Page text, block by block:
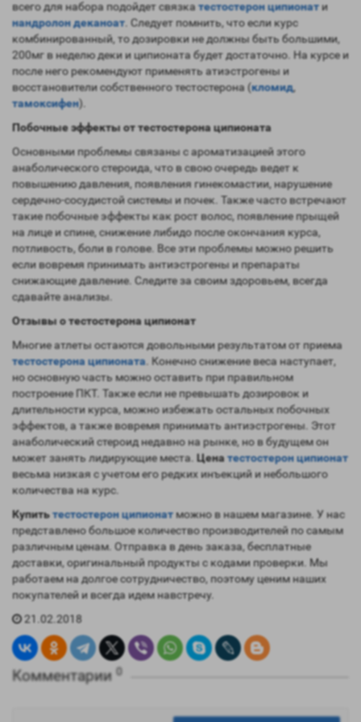
всего для набора подойдет связкатестостерон ципионати
нандролон деканоат . Следует помнить, что если курс
комбинированный, то дозировки не должны быть большими,
200мг в неделю деки и ципионата будет достаточно. На курсе и
после него рекомендуют применять атиэстрогены и
восстановители собственного тестостерона (кломид,
тамоксифен).
Побочные эффекты от тестостерона ципионата
Основными проблемы связаны с ароматизацией этого
анаболического стероида, что в свою очередь ведет к
повышению давления, появления гинекомастии, нарушение
сердечно-сосудистой системы и почек. Также часто встречают
такие побочные эффекты как рост волос, появление прыщей
на лице и спине, снижение либидо после окончания курса,
потливость, боли в голове. Все эти проблемы можно решить
если вовремя принимать антиэстрогены и препараты
снижающие давление. Следите за своим здоровьем, всегда
сдавайте анализы.
Отзывы о тестостерона ципионат
Многие атлеты остаются довольными результатом от приема
тестостерона ципионата . Конечно снижение веса наступает,
но основную часть можно оставить при правильном
построение ПКТ. Также если не превышать дозировок и
длительности курса, можно избежать остальных побочных
эффектов, а также вовремя принимать антиэстрогены. Этот
анаболический стероид недавно на рынке, но в будущем он
может занять лидирующие места. Ценатестостерон ципионат
весьма низкая с учетом его редких инъекций и небольшого
количества на курс.
Купитьтестостерон ципионатможно в нашем магазине. У нас
представлено большое количество производителей по самым
различным ценам. Отправка в день заказа, бесплатные
доставки, оригинальный продукты с кодами проверки. Мы
работаем на долгое сотрудничество, поэтому ценим наших
покупателей и всегда идем навстречу.
21.02.2018
Комментарии 0